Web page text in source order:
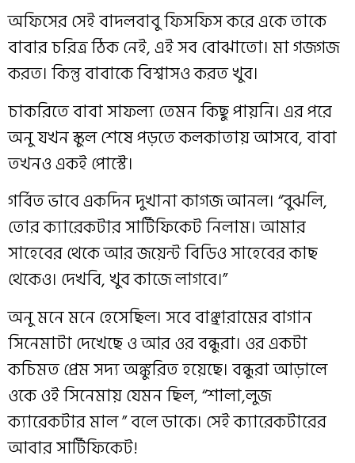
অফিসের সেই বাদলবাবু ফিসফিস করে একে তাকে
বাবার চরিত্র ঠিক নেই, এই সব বোঝাতো। মা গজগজ
করত। কিন্তু বাবাকে বিশ্বাসও করত খুব।
চাকরিতে বাবা সাফল্য তেমন কিছু পায়নি। এর পরে
অনু যখন স্কুল শেষে পড়তে কলকাতায় আসবে, বাবা
তখনও একই পোস্টে।
গর্বিত ভাবে একদিন দুখানা কাগজ আনল। “বুঝলি,
তোর ক্যারেকটার সার্টিফিকেট নিলাম। আমার
সাহেবের থেকে আর জয়েন্ট বিডিও সাহেবের কাছ
থেকেও। দেখবি, খুব কাজে লাগবে।”
অনু মনে মনে হেসেছিল। সবে বাঞ্ছারামের বাগান
সিনেমাটা দেখেছে ও আর ওর বন্ধুরা। ওর একটা
কচিমত প্রেম সদ্য অঙ্কুরিত হয়েছে। বন্ধুরা আড়ালে
ওকে ওই সিনেমায় যেমন ছিল, “শালা,লুজ
ক্যারেকটার মাল ” বলে ডাকে। সেই ক্যারেকটারের
আবার সার্টিফিকেট!